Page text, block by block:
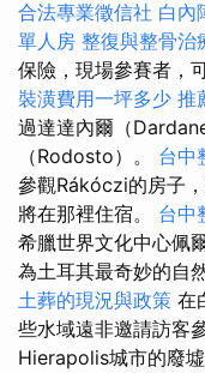
合法專業徵信社 白內
單人房 整復與整骨治
保險，現場參賽者，
裝潢費用一坪多少 推
過達達內爾（
（Rodosto）。 台中
參觀Rákóczi的房子
將在那裡住宿。 台中
希臘世界文化中心佩
為土耳其最奇妙的自
土葬的現況與政策 在
些水域遠非邀請訪客
Hierapolis城市的廢